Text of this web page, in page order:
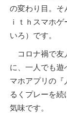
の変わり目。そ
ｉｔｈスマホ
いろ）です。
コロナ禍で友
に、一人でも遊
マホアプリの『
るくプレーを続
気味です。